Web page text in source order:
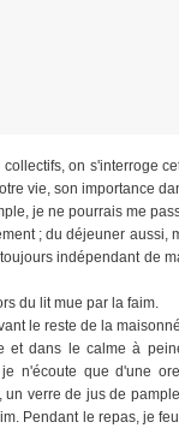
on s'interroge
vie, son importance
je ne pourrais me
; du déjeuner aussi,
indépendant de
du lit mue par la faim.
le reste de la
et dans le calme à
n'écoute que d'une
un verre de jus de
Pendant le repas, je